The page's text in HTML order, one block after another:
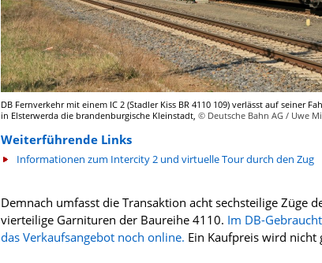
DB Fernverkehr mit einem IC 2 (Stadler Kiss BR 4110 109) verlässt auf seiner
in Elsterwerda die brandenburgische Kleinstadt, © Deutsche Bahn AG / Uwe
Weiterführende Links
Informationen zum Intercity 2 und virtuelle Tour durch den Zug
Demnach umfasst die Transaktion acht sechsteilige Züge
vierteilige Garnituren der Baureihe 4110. Im DB-
das Verkaufsangebot noch online. Ein Kaufpreis wird nicht